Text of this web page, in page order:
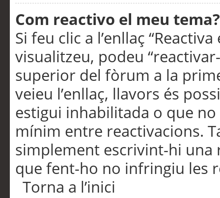
Com reactivo el meu tema?
Si feu clic a l’enllaç
visualitzeu, podeu
superior del fòrum a la
veieu l’enllaç, llavors és
estigui inhabilitada o que
mínim entre reactivacions.
simplement escrivint-hi una
que fent-ho no infringiu les
Torna a l’inici